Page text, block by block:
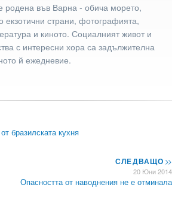
родена във Варна - обича морето,
екзотични страни, фотографията,
и киното. Социалният живот и
с интересни хора са задължителна
й ежедневие.
бразилската кухня
СЛЕДВАЩО>>
20 Юни 2014
Опасността от наводнения не е отминала